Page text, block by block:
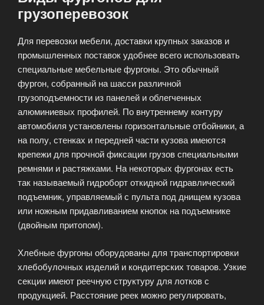
грузоперевозок
Для перевозки мебели, доставки крупных заказов и
промышленных поставок удобнее всего использовать
специальные мебельные фургоны. Это обычный
фургон, собранный на шасси различной
грузоподъемности из панелей и облегченных
алюминиевых профилей. По внутреннему контуру
автомобиля установлены горизонтальные отбойники, а
на полу, стенках и передней части кузова имеются
крепежи для прочной фиксации грузов специальными
ремнями и растяжками. На некоторых фургонах есть
так называемый гидроборт откидной гидравлический
подъемник, управляемый с пульта под днищем кузова
или ножным придавливанием кнопок на подъемнике
(двойным притопом).
Хлебные фургоны оборудованы для транспортировки
хлебобулочных изделий и кондитерских товаров. Узкие
секции имеют реечную структуру для лотков с
продукцией. Расстояние реек можно регулировать,